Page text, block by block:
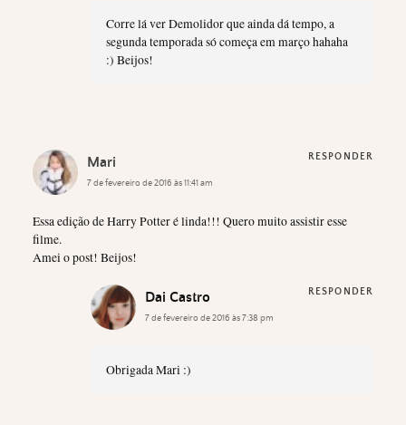
Corre lá ver Demolidor que ainda dá tempo, a
segunda temporada só começa em março hahaha
:) Beijos!
Mari
7 de fevereiro de 2016 às 11:41 am
Essa edição de Harry Potter é linda!!! Quero muito assistir esse
filme.
Amei o post! Beijos!
RESPONDER
Dai Castro
7 de fevereiro de 2016 às 7:38 pm
Obrigada Mari :)
RESPONDER